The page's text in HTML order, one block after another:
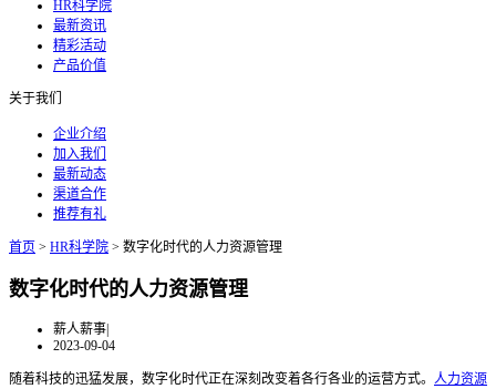
HR科学院
最新资讯
精彩活动
产品价值
关于我们
企业介绍
加入我们
最新动态
渠道合作
推荐有礼
首页 > HR科学院 > 数字化时代的人力资源管理
数字化时代的人力资源管理
薪人薪事|
2023-09-04
随着科技的迅猛发展，数字化时代正在深刻改变着各行各业的运营方式。 人力资源